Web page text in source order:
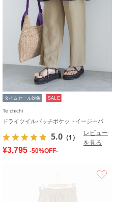
タイムセール対象 SALE
Te chichi
5.0 （1）
レビュー
を見る
¥3,795 -50%OFF-